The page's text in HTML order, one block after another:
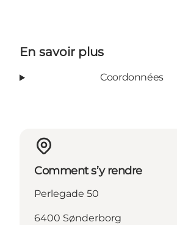
En savoir plus
Coordonnées
Comment s’y rendre
Perlegade 50
6400 Sønderborg